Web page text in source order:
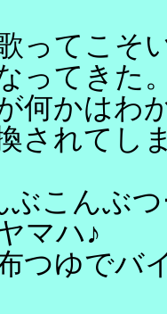
ってこそ
ってきた
何かはわ
されてし
ぶこんぶ
マハ♪
つゆでバ